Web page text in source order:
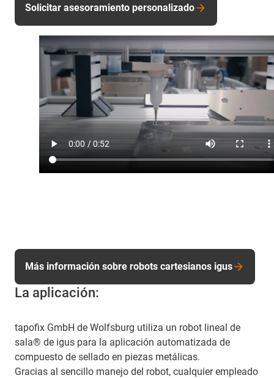
Solicitar asesoramiento personalizado
La aplicación:
tapofix GmbH de Wolfsburg utiliza un robot lineal de
sala® de igus para la aplicación automatizada de
compuesto de sellado en piezas metálicas.
Gracias al sencillo manejo del robot, cualquier empleado
Más información sobre robots cartesianos igus